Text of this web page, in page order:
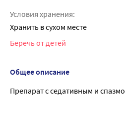
Условия хранения:
Хранить в сухом месте
Беречь от детей
Общее описание
Препарат с седативным и